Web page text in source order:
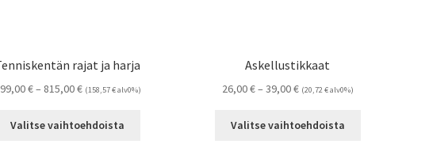
rajat ja harja
€– 815,00€Hintaluokka:
-
(158,57€alv0%)
Valitse vaihtoehdoista
Askellustikkaat
26,00€– 39,00€Hintaluokka:
-
(20,72€alv0%)
Valitse vaihtoehdoista